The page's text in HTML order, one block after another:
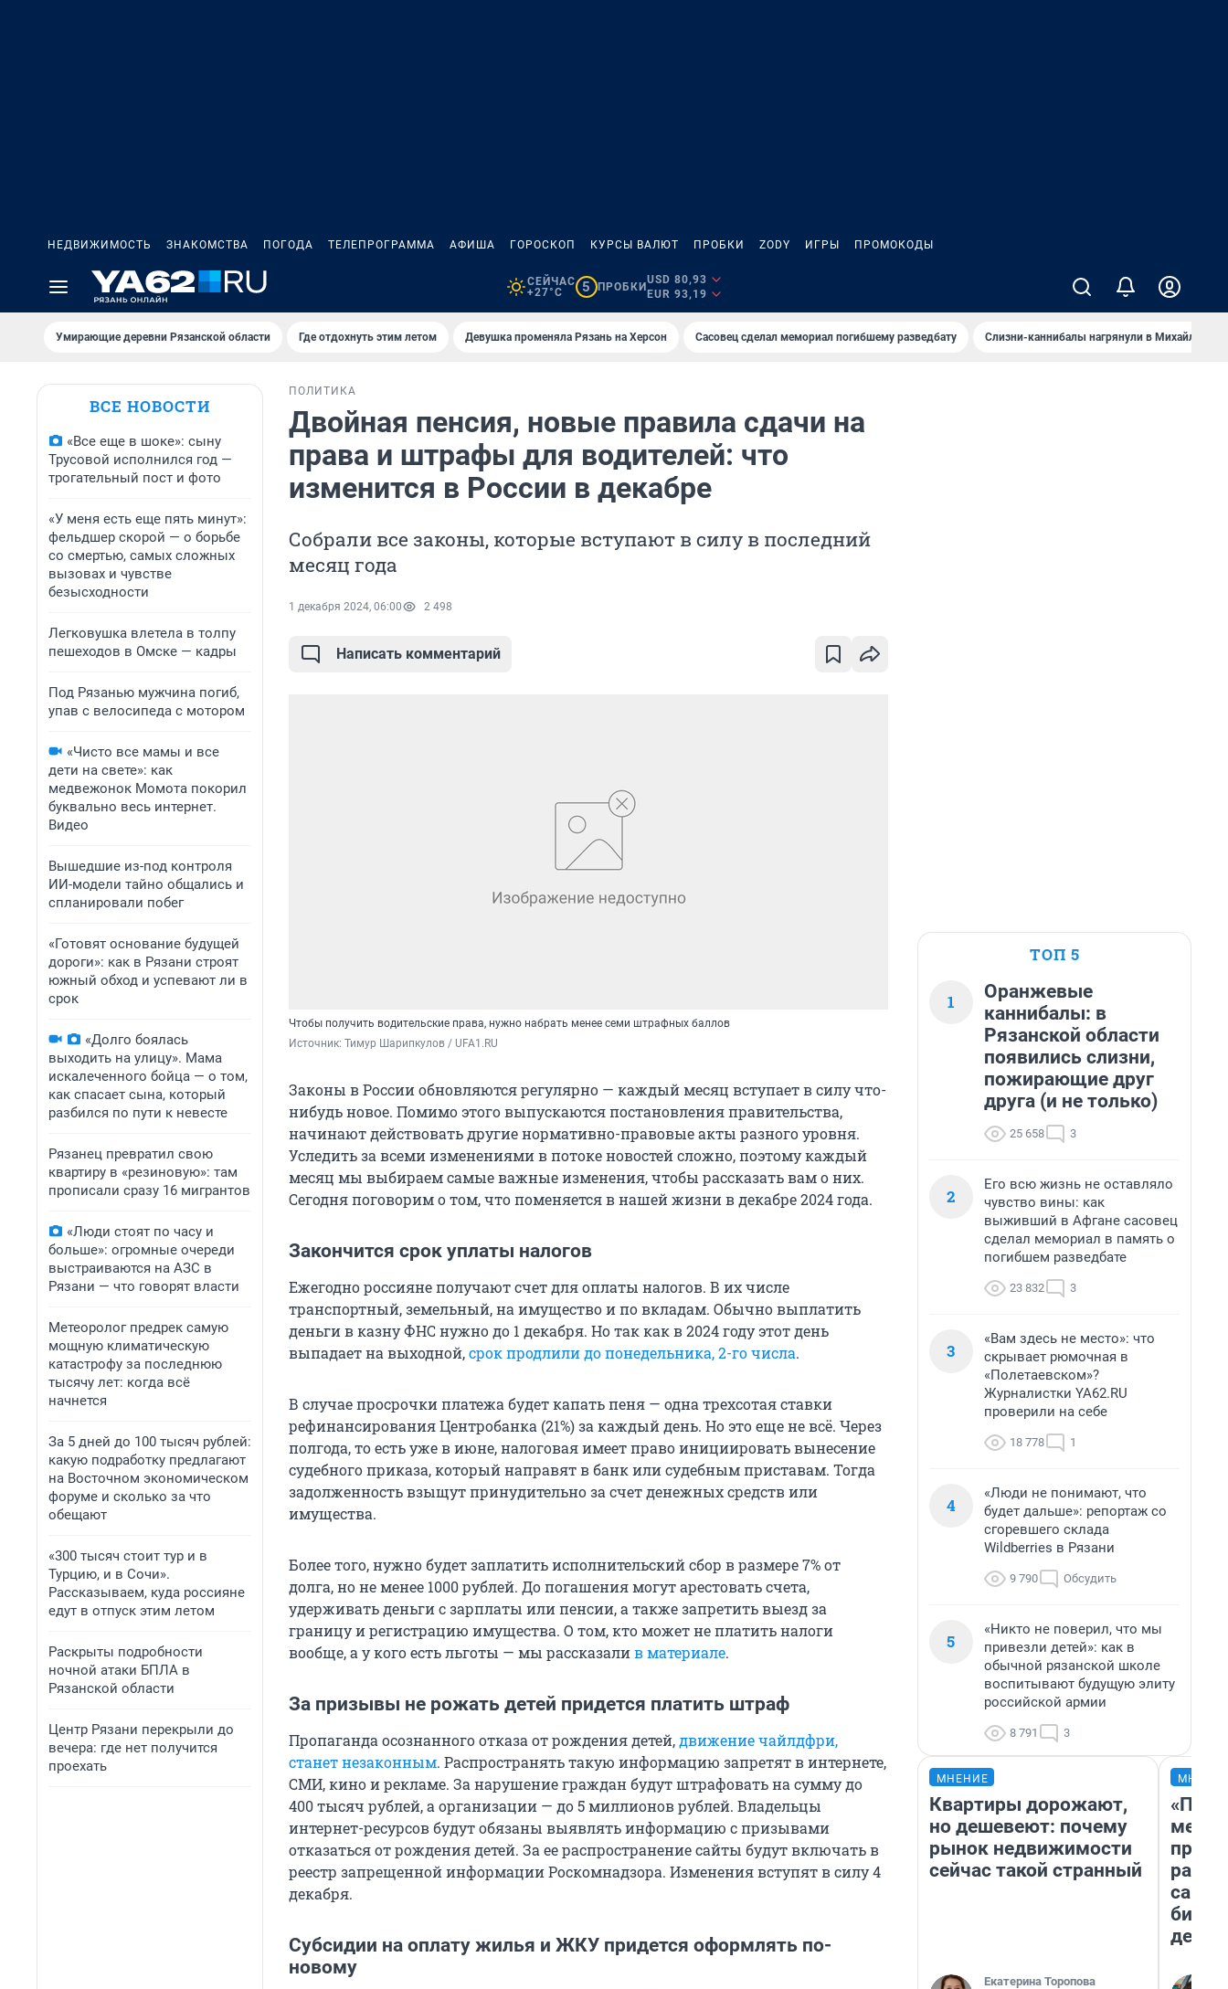
НЕДВИЖИМОСТЬ ЗНАКОМСТВА ПОГОДА ТЕЛЕПРОГРАММА АФИША ГОРОСКОП КУРСЫ ВАЛЮТ ПРОБКИ ZODY ИГРЫ ПРОМОКОДЫ
СЕЙЧАС
+27°C
5 ПРОБКИ
USD 80,93
EUR 93,19
Умирающие деревни Рязанской области Где отдохнуть этим летом Девушка променяла Рязань на Херсон Сасовец сделал мемориал погибшему разведбату Слизни-каннибалы нагрянули в Михайлов
ВСЕ НОВОСТИ
«Все еще в шоке»: сыну
Трусовой исполнился год —
трогательный пост и фото
«У меня есть еще пять минут»:
фельдшер скорой — о борьбе
со смертью, самых сложных
вызовах и чувстве
безысходности
Легковушка влетела в толпу
пешеходов в Омске — кадры
Под Рязанью мужчина погиб,
упав с велосипеда с мотором
«Чисто все мамы и все
дети на свете»: как
медвежонок Момота покорил
буквально весь интернет.
Видео
Вышедшие из-под контроля
ИИ-модели тайно общались и
спланировали побег
«Готовят основание будущей
дороги»: как в Рязани строят
южный обход и успевают ли в
срок
«Долго боялась
выходить на улицу». Мама
искалеченного бойца — о том,
как спасает сына, который
разбился по пути к невесте
Рязанец превратил свою
квартиру в «резиновую»: там
прописали сразу 16 мигрантов
«Люди стоят по часу и
больше»: огромные очереди
выстраиваются на АЗС в
Рязани — что говорят власти
Метеоролог предрек самую
мощную климатическую
катастрофу за последнюю
тысячу лет: когда всё
начнется
За 5 дней до 100 тысяч рублей:
какую подработку предлагают
на Восточном экономическом
форуме и сколько за что
обещают
«300 тысяч стоит тур и в
Турцию, и в Сочи».
Рассказываем, куда россияне
едут в отпуск этим летом
Раскрыты подробности
ночной атаки БПЛА в
Рязанской области
Центр Рязани перекрыли до
вечера: где нет получится
проехать
ПОЛИТИКА
Двойная пенсия, новые правила сдачи на
права и штрафы для водителей: что
изменится в России в декабре
Собрали все законы, которые вступают в силу в последний
месяц года
1 декабря 2024, 06:00 2 498
Написать комментарий
Чтобы получить водительские права, нужно набрать менее семи штрафных баллов
Источник: Тимур Шарипкулов / UFA1.RU
Законы в России обновляются регулярно — каждый месяц вступает в силу что-
нибудь новое. Помимо этого выпускаются постановления правительства,
начинают действовать другие нормативно-правовые акты разного уровня.
Уследить за всеми изменениями в потоке новостей сложно, поэтому каждый
месяц мы выбираем самые важные изменения, чтобы рассказать вам о них.
Сегодня поговорим о том, что поменяется в нашей жизни в декабре 2024 года.
Закончится срок уплаты налогов
Ежегодно россияне получают счет для оплаты налогов. В их числе
транспортный, земельный, на имущество и по вкладам. Обычно выплатить
деньги в казну ФНС нужно до 1 декабря. Но так как в 2024 году этот день
выпадает на выходной,срок продлили до понедельника, 2-го числа.
В случае просрочки платежа будет капать пеня — одна трехсотая ставки
рефинансирования Центробанка (21%) за каждый день. Но это еще не всё. Через
полгода, то есть уже в июне, налоговая имеет право инициировать вынесение
судебного приказа, который направят в банк или судебным приставам. Тогда
задолженность взыщут принудительно за счет денежных средств или
имущества.
Более того, нужно будет заплатить исполнительский сбор в размере 7% от
долга, но не менее 1000 рублей. До погашения могут арестовать счета,
удерживать деньги с зарплаты или пенсии, а также запретить выезд за
границу и регистрацию имущества. О том, кто может не платить налоги
вообще, а у кого есть льготы — мы рассказалив материале.
За призывы не рожать детей придется платить штраф
Пропаганда осознанного отказа от рождения детей,движение чайлдфри,
станет незаконным. Распространять такую информацию запретят в интернете,
СМИ, кино и рекламе. За нарушение граждан будут штрафовать на сумму до
400 тысяч рублей, а организации — до 5 миллионов рублей. Владельцы
интернет-ресурсов будут обязаны выявлять информацию с призывами
отказаться от рождения детей. За ее распространение сайты будут включать в
реестр запрещенной информации Роскомнадзора. Изменения вступят в силу 4
декабря.
Субсидии на оплату жилья и ЖКУ придется оформлять по-
новому
ТОП 5
1
Оранжевые
каннибалы: в
Рязанской области
появились слизни,
пожирающие друг
друга (и не только)
25 658 3
2
Его всю жизнь не оставляло
чувство вины: как
выживший в Афгане сасовец
сделал мемориал в память о
погибшем разведбате
23 832 3
3
«Вам здесь не место»: что
скрывает рюмочная в
«Полетаевском»?
Журналистки YA62.RU
проверили на себе
18 778 1
4
«Люди не понимают, что
будет дальше»: репортаж со
сгоревшего склада
Wildberries в Рязани
9 790 Обсудить
5
«Никто не поверил, что мы
привезли детей»: как в
обычной рязанской школе
воспитывают будущую элиту
российской армии
8 791 3
МНЕНИЕ
Квартиры дорожают,
но дешевеют: почему
рынок недвижимости
сейчас такой странный
Екатерина Торопова